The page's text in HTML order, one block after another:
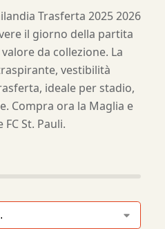
Trasferta 2025 2026
il giorno della partita
da collezione. La
vestibilità
ideale per stadio,
Compra ora la Maglia e
St. Pauli.